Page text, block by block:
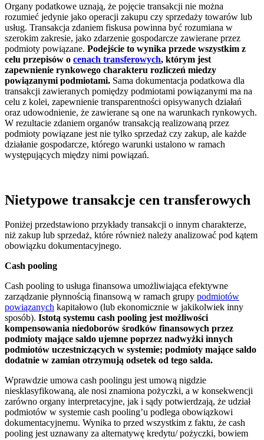
Organy podatkowe uznają, że pojęcie transakcji nie można
rozumieć jedynie jako operacji zakupu czy sprzedaży towarów lub
usług. Transakcja zdaniem fiskusa powinna być rozumiana w
szerokim zakresie, jako zdarzenie gospodarcze zawierane przez
podmioty powiązane. Podejście to wynika przede wszystkim z
celu przepisów o cenach transferowych, którym jest
zapewnienie rynkowego charakteru rozliczeń miedzy
powiązanymi podmiotami. Sama dokumentacja podatkowa dla
transakcji zawieranych pomiędzy podmiotami powiązanymi ma na
celu z kolei, zapewnienie transparentności opisywanych działań
oraz udowodnienie, że zawierane są one na warunkach rynkowych.
W rezultacie zdaniem organów transakcją realizowaną przez
podmioty powiązane jest nie tylko sprzedaż czy zakup, ale każde
działanie gospodarcze, którego warunki ustalono w ramach
występujących między nimi powiązań.
Nietypowe transakcje cen transferowych
Poniżej przedstawiono przykłady transakcji o innym charakterze,
niż zakup lub sprzedaż, które również należy analizować pod kątem
obowiązku dokumentacyjnego.
Cash pooling
Cash pooling to usługa finansowa umożliwiająca efektywne
zarządzanie płynnością finansową w ramach grupy podmiotów
powiązanych kapitałowo (lub ekonomicznie w jakikolwiek inny
sposób). Istotą systemu cash pooling jest możliwości
kompensowania niedoborów środków finansowych przez
podmioty mające saldo ujemne poprzez nadwyżki innych
podmiotów uczestniczących w systemie; podmioty mające saldo
dodatnie w zamian otrzymują odsetek od tego salda.
Wprawdzie umowa cash poolingu jest umową nigdzie
niesklasyfikowaną, ale nosi znamiona pożyczki, a w konsekwencji
zarówno organy interpretacyjne, jak i sądy potwierdzają, że udział
podmiotów w systemie cash pooling’u podlega obowiązkowi
dokumentacyjnemu. Wynika to przed wszystkim z faktu, że cash
pooling jest uznawany za alternatywę kredytu/ pożyczki, bowiem